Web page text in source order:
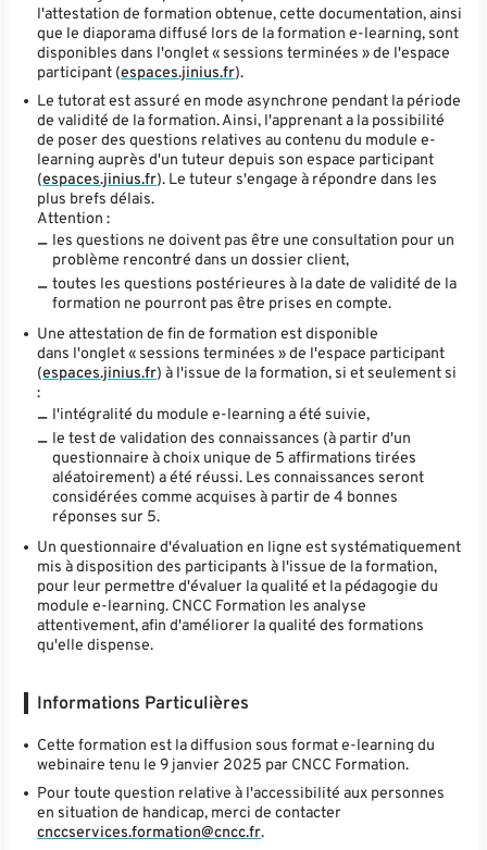
l'attestation de formation obtenue, cette documentation, ainsi
que le diaporama diffusé lors de la formation e-learning, sont
disponibles dans l'onglet « sessions terminées » de l'espace
participant (espaces.jinius.fr).
Le tutorat est assuré en mode asynchrone pendant la période
de validité de la formation. Ainsi, l'apprenant a la possibilité
de poser des questions relatives au contenu du module e-
learning auprès d'un tuteur depuis son espace participant
(espaces.jinius.fr). Le tuteur s'engage à répondre dans les
plus brefs délais.
Attention :
les questions ne doivent pas être une consultation pour un
problème rencontré dans un dossier client,
toutes les questions postérieures à la date de validité de la
formation ne pourront pas être prises en compte.
Une attestation de fin de formation est disponible
dans l'onglet « sessions terminées » de l'espace participant
(espaces.jinius.fr) à l'issue de la formation, si et seulement si
:
l'intégralité du module e-learning a été suivie,
le test de validation des connaissances (à partir d'un
questionnaire à choix unique de 5 affirmations tirées
aléatoirement) a été réussi. Les connaissances seront
considérées comme acquises à partir de 4 bonnes
réponses sur 5.
Un questionnaire d'évaluation en ligne est systématiquement
mis à disposition des participants à l'issue de la formation,
pour leur permettre d'évaluer la qualité et la pédagogie du
module e-learning. CNCC Formation les analyse
attentivement, afin d'améliorer la qualité des formations
qu'elle dispense.
Informations Particulières
Cette formation est la diffusion sous format e-learning du
webinaire tenu le 9 janvier 2025 par CNCC Formation.
Pour toute question relative à l'accessibilité aux personnes
en situation de handicap, merci de contacter
cnccservices.formation@cncc.fr.